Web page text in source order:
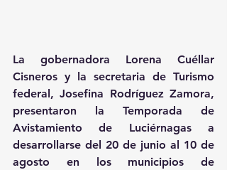
La gobernadora Lorena Cuéllar
Cisneros y la secretaria de Turismo
federal, Josefina Rodríguez Zamora,
presentaron la Temporada de
Avistamiento de Luciérnagas a
desarrollarse del 20 de junio al 10 de
agosto en los municipios de